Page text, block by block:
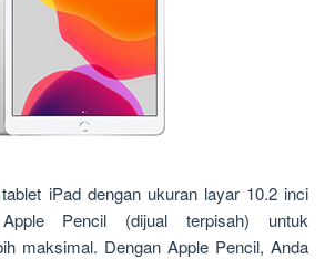
iPad dengan ukuran layar 10.2 inci
Pencil (dijual terpisah) untuk
maksimal. Dengan Apple Pencil, Anda